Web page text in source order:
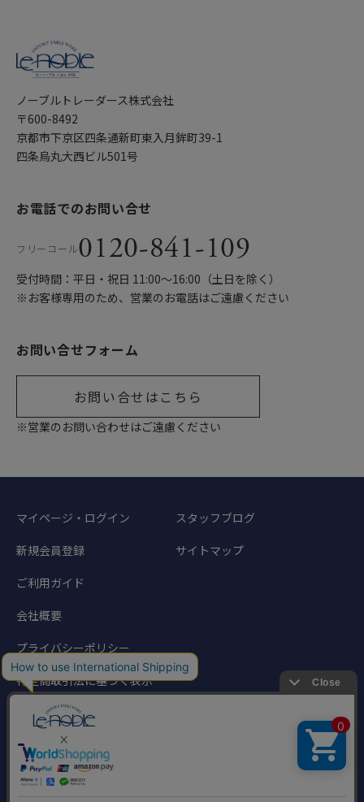
ノーブルトレーダース株式会社
〒600-8492
京都市下京区四条通新町東入月鉾町39-1
四条烏丸大西ビル501号
お電話でのお問い合せ
フリーコール0120-841-109
受付時間：平日・祝日 11:00〜16:00（土日を除く）
※お客様専用のため、営業のお電話はご遠慮ください
お問い合せフォーム
お問い合せはこちら
※営業のお問い合わせはご遠慮ください
マイページ・ログイン
新規会員登録
ご利用ガイド
会社概要
プライバシーポリシー
特定商取引法に基づく表示
スタッフブログ
サイトマップ